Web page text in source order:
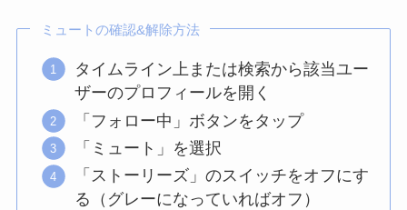
ミュートの確認&解除方法
タイムライン上または検索から該当ユー
ザーのプロフィールを開く
「フォロー中」ボタンをタップ
「ミュート」を選択
「ストーリーズ」のスイッチをオフにす
る（グレーになっていればオフ）